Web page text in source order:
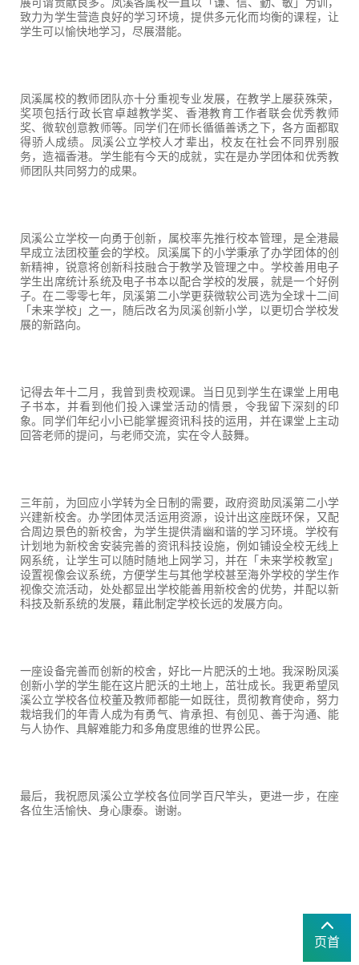
致力为学生营造良好的学习环境，提供多元化而均衡的课程，让
学生可以愉快地学习，尽展潜能。
凤溪属校的教师团队亦十分重视专业发展，在教学上屡获殊荣，
奖项包括行政长官卓越教学奖、香港教育工作者联会优秀教师
奖、微软创意教师等。同学们在师长循循善诱之下，各方面都取
得骄人成绩。凤溪公立学校人才辈出，校友在社会不同界别服
务，造福香港。学生能有今天的成就，实在是办学团体和优秀教
师团队共同努力的成果。
凤溪公立学校一向勇于创新，属校率先推行校本管理，是全港最
早成立法团校董会的学校。凤溪属下的小学秉承了办学团体的创
新精神，锐意将创新科技融合于教学及管理之中。学校善用电子
学生出席统计系统及电子书本以配合学校的发展，就是一个好例
子。在二零零七年，凤溪第二小学更获微软公司选为全球十二间
「未来学校」之一，随后改名为凤溪创新小学，以更切合学校发
展的新路向。
记得去年十二月，我曾到贵校观课。当日见到学生在课堂上用电
子书本，并看到他们投入课堂活动的情景，令我留下深刻的印
象。同学们年纪小小已能掌握资讯科技的运用，并在课堂上主动
回答老师的提问，与老师交流，实在令人鼓舞。
三年前，为回应小学转为全日制的需要，政府资助凤溪第二小学
兴建新校舍。办学团体灵活运用资源，设计出这座既环保，又配
合周边景色的新校舍，为学生提供清幽和谐的学习环境。学校有
计划地为新校舍安装完善的资讯科技设施，例如铺设全校无线上
网系统，让学生可以随时随地上网学习，并在「未来学校教室」
设置视像会议系统，方便学生与其他学校甚至海外学校的学生作
视像交流活动，处处都显出学校能善用新校舍的优势，并配以新
科技及新系统的发展，藉此制定学校长远的发展方向。
一座设备完善而创新的校舍，好比一片肥沃的土地。我深盼凤溪
创新小学的学生能在这片肥沃的土地上，茁壮成长。我更希望凤
溪公立学校各位校董及教师都能一如既往，贯彻教育使命，努力
栽培我们的年青人成为有勇气、肯承担、有创见、善于沟通、能
与人协作、具解难能力和多角度思维的世界公民。
最后，我祝愿凤溪公立学校各位同学百尺竿头，更进一步，在座
各位生活愉快、身心康泰。谢谢。
页首